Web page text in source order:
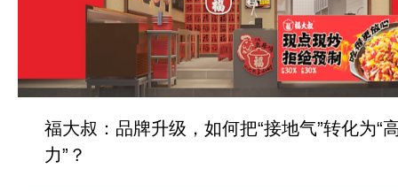
福大叔：品牌升级，如何把“接地气”转化为“
力”？